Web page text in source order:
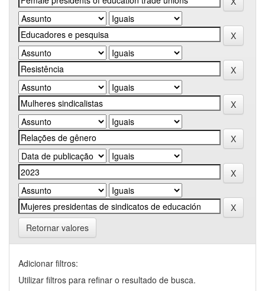
Retornar valores
Adicionar filtros:
Utilizar filtros para refinar o resultado de busca.